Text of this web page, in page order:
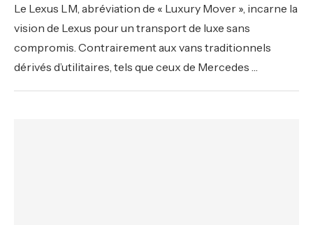
Le Lexus LM, abréviation de « Luxury Mover », incarne la
vision de Lexus pour un transport de luxe sans
compromis. Contrairement aux vans traditionnels
dérivés d’utilitaires, tels que ceux de Mercedes …